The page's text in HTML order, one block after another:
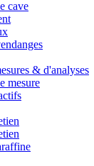
cave
& d'analyses
mesure